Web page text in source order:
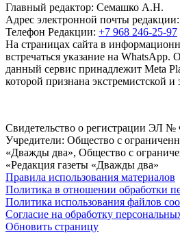
Главный редактор: Семашко А.Н.
Адрес электронной почты редакции:
Телефон Редакции: +7 968 246-25-97
На страницах сайта в
встречаться указание на
данный сервис принадлежит Meta
которой признана экстремистской
Свидетельство о регистрации ЭЛ
Учредители: Общество с
«Дважды два», Общество с
«Редакция газеты «Дважды два»
Правила использования материалов
Политика в отношении обработки
Политика использования файлов
Согласие на обработку
Обновить страницу